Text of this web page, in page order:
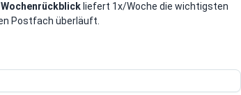
jetzt bei
den meisten
Wochenrückblick liefert 1x/Woche die wichtigsten
Postfach überläuft.